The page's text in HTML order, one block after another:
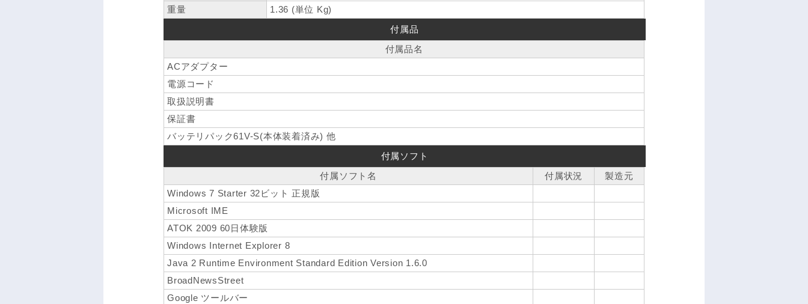
重量
1.36 (単位 Kg)
付属品
付属品名
ACアダプター
電源コード
取扱説明書
保証書
バッテリパック61V-S(本体装着済み) 他
付属ソフト
付属ソフト名
付属状況
製造元
Windows 7 Starter 32ビット 正規版
Microsoft IME
ATOK 2009 60日体験版
Windows Internet Explorer 8
Java 2 Runtime Environment Standard Edition Version 1.6.0
BroadNewsStreet
Google ツールバー